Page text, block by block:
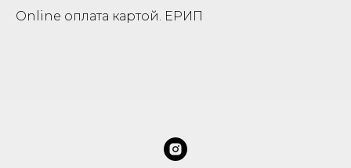
Online оплата картой. ЕРИП